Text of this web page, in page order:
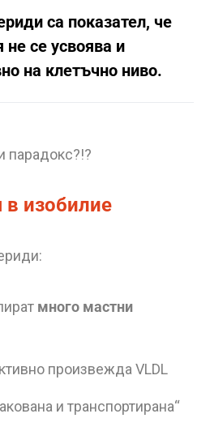
са показател, че
не се усвоява и
на клетъчно ниво.
парадокс?!?
в изобилие
много мастни
произвежда VLDL
и транспортирана“